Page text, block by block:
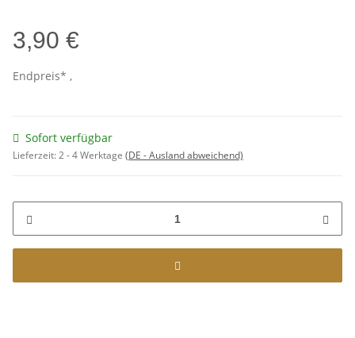
3,90 €
Endpreis* ,
Sofort verfügbar
Lieferzeit:2 - 4 Werktage (DE - Ausland abweichend)